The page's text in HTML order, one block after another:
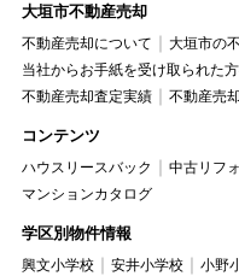
大垣市不動産売却
不動産売却について
大垣市の
当社からお手紙を受け取られた
不動産売却査定実績
不動産売
コンテンツ
ハウスリースバック 中古リフ
マンションカタログ
学区別物件情報
興文小学校 安井小学校 小野